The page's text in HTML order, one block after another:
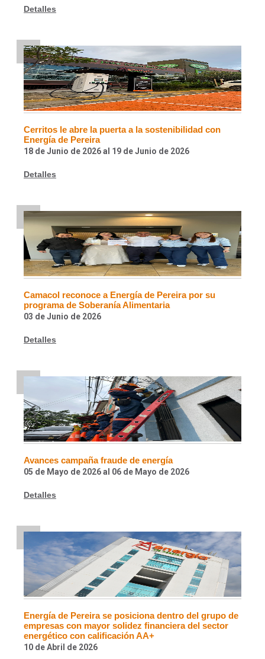
Detalles
Cerritos le abre la puerta a la sostenibilidad con
Energía de Pereira
18 de Junio de 2026al 19 de Junio de 2026
Detalles
Camacol reconoce a Energía de Pereira por su
programa de Soberanía Alimentaria
03 de Junio de 2026
Detalles
Avances campaña fraude de energía
05 de Mayo de 2026al 06 de Mayo de 2026
Detalles
Energía de Pereira se posiciona dentro del grupo de
empresas con mayor solidez financiera del sector
energético con calificación AA+
10 de Abril de 2026